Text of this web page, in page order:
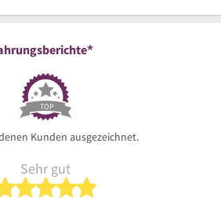
Uhr
19
bis
Uhr *
TOP
Kunden ausgezeichnet.
Sehr gut
5 von 5 Sternen